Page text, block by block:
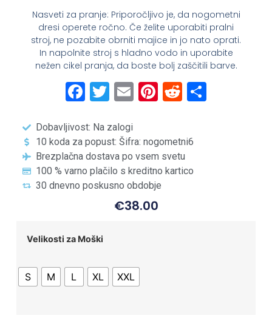
Nasveti za pranje: Priporočljivo je, da nogometni
dresi operete ročno. Če želite uporabiti pralni
stroj, ne pozabite obrniti majice in jo nato oprati.
In napolnite stroj s hladno vodo in uporabite
nežen cikel pranja, da boste bolj zaščitili barve.
Facebook
Twitter
EmailPinterest
Reddit
Dobavljivost: Na zalogi
10 koda za popust: Šifra: nogometni6
Brezplačna dostava po vsem svetu
100 % varno plačilo s kreditno kartico
30 dnevno poskusno obdobje
€38.00
Velikosti za Moški
S M L XL XXL